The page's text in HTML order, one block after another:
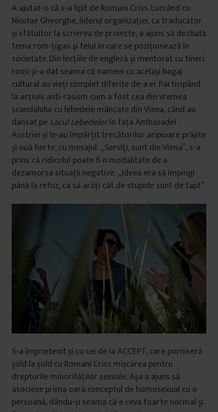
A ajutat-o că s-a lipit de Romani Criss. Lucrând cu
Nicolae Gheorghe, liderul organizației, ca traducător
și sfătuitor la scrierea de proiecte, a ajuns să dezbată
tema rom-țigan și felul în care se poziționează în
societate. Din lecțiile de engleză și mentorat cu tineri
romi și-a dat seama că oameni cu același bagaj
cultural au vieți complet diferite de-a ei. Participând
la acțiuni anti-rasism cum a fost cea din vremea
scandalului cu lebedele mâncate din Viena, când au
dansat pe Lacul Lebedelorîn fața Ambasadei
Austriei și le-au împărțit trecătorilor aripioare prăjite
și ouă fierte, cu mesajul: „Serviți, sunt din Viena”, s-a
prins că ridicolul poate fi o modalitate de a
dezamorsa situații negative: „Ideea era să împingi
până la refuz, ca să arăți cât de stupide sunt de fapt”.
S-a împrietenit și cu cei de la ACCEPT, care porniseră
șold la șold cu Romani Criss mișcarea pentru
drepturile minorităților sexuale. Așa a ajuns să
asocieze prima oară conceptul de homosexual cu o
persoană, dându-și seama că e ceva foarte normal și